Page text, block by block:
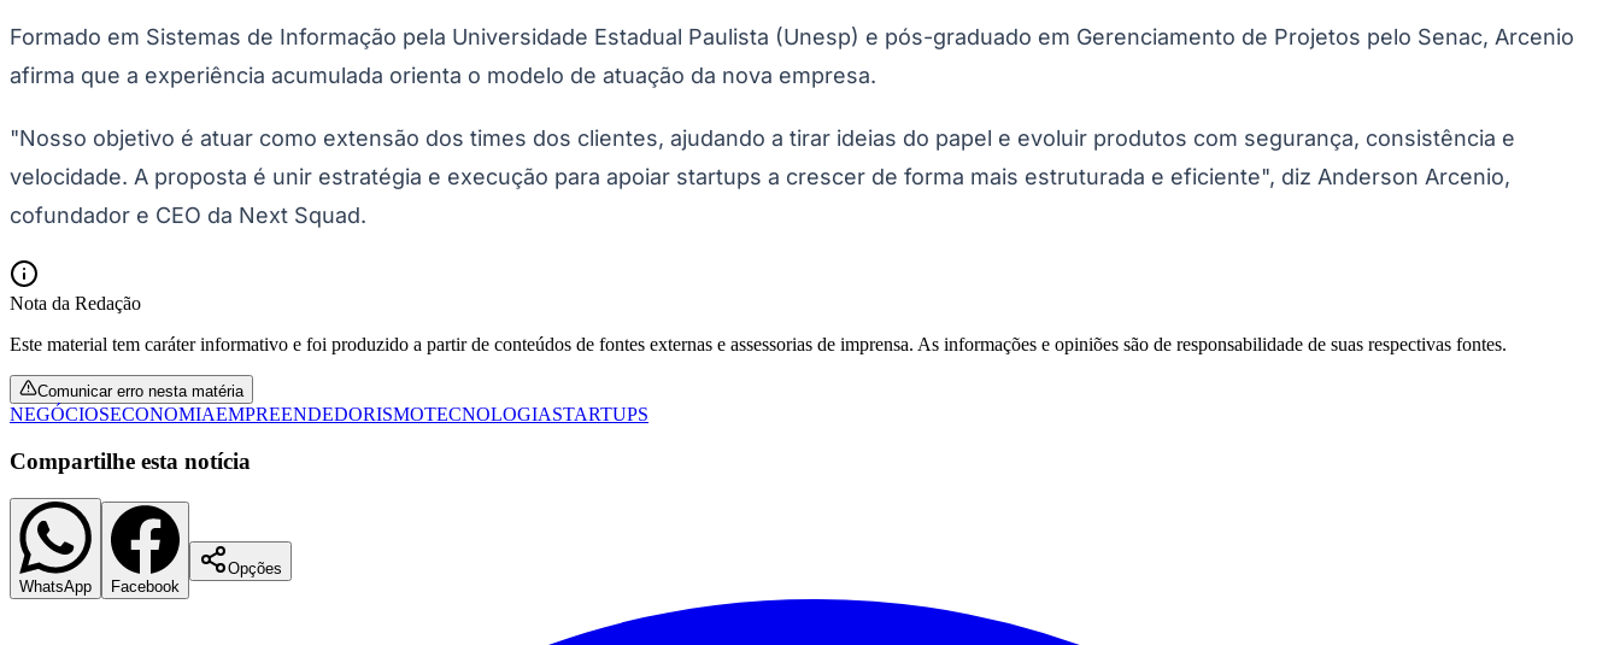
Guia Comercial
Selo Verificado
Portal Educacional
Agenda de Vestibulares
Concursos
Panorama Econômico
Panorama Econômico
Para Sua Empresa
Anuncie no Portal
Anunciar VagasNovo
NBA
NFL
Fórmula 1
UFC
Tênis (ATP)
MLB
NHL
Atletismo
Vôlei
NBB
Formado em Sistemas de Informação pela Universidade Estadual Paulista (Unesp) e pós-graduado em Gerenciamento de Projetos pelo Senac, Arcenio
afirma que a experiência acumulada orienta o modelo de atuação da nova empresa.
"Nosso objetivo é atuar como extensão dos times dos clientes, ajudando a tirar ideias do papel e evoluir produtos com segurança, consistência e
velocidade. A proposta é unir estratégia e execução para apoiar startups a crescer de forma mais estruturada e eficiente", diz Anderson Arcenio,
cofundador e CEO da Next Squad.
Nota da Redação
Este material tem caráter informativo e foi produzido a partir de conteúdos de fontes externas e assessorias de imprensa. As informações e opiniões são de responsabilidade de suas respectivas fontes.
Comunicar erro nesta matéria
NEGÓCIOSECONOMIAEMPREENDEDORISMOTECNOLOGIASTARTUPS
Compartilhe esta notícia
WhatsApp Facebook
Opções